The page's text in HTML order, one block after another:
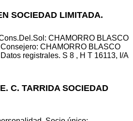
SOCIEDAD LIMITADA.
CHAMORRO BLASCO
CHAMORRO BLASCO
registrales. S 8 , H T 16113, I/A
C. TARRIDA SOCIEDAD